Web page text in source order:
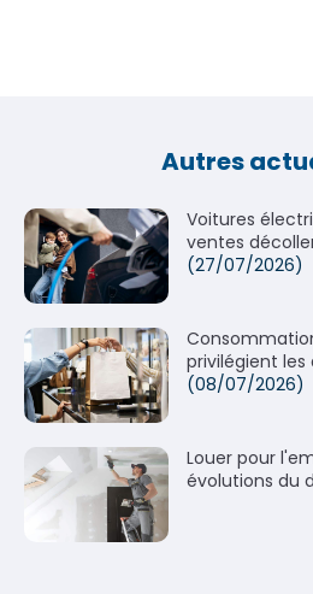
Autres
Voitures
ventes
(27/07/2026)
privilégient les
(08/07/2026)
Louer pour
évolutions du